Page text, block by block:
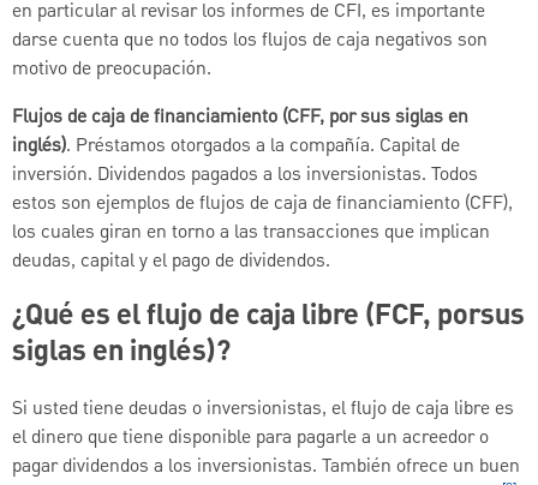
en particular al revisar los informes de CFI, es importante
darse cuenta que no todos los flujos de caja negativos son
motivo de preocupación.
Flujos de caja de financiamiento (CFF, por sus siglas en
inglés). Préstamos otorgados a la compañía. Capital de
inversión. Dividendos pagados a los inversionistas. Todos
estos son ejemplos de flujos de caja de financiamiento (CFF),
los cuales giran en torno a las transacciones que implican
deudas, capital y el pago de dividendos.
¿Qué es el flujo de caja libre (FCF, porsus
siglas en inglés)?
Si usted tiene deudas o inversionistas, el flujo de caja libre es
el dinero que tiene disponible para pagarle a un acreedor o
pagar dividendos a los inversionistas. También ofrece un buen